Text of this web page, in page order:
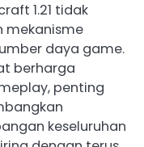
1.21 tidak
mekanisme
daya game.
berharga
penting
keseluruhan